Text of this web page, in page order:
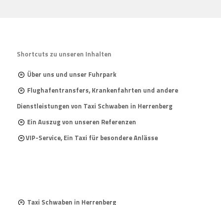
Shortcuts zu unseren Inhalten
Über uns und unser Fuhrpark
Flughafentransfers, Krankenfahrten und andere
Dienstleistungen von Taxi Schwaben in Herrenberg
Ein Auszug von unseren Referenzen
VIP-Service, Ein Taxi für besondere Anlässe
Taxi Schwaben in Herrenberg